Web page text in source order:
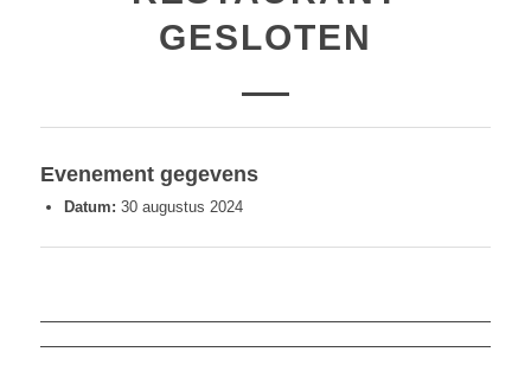
GESLOTEN
Evenement gegevens
Datum: 30 augustus 2024